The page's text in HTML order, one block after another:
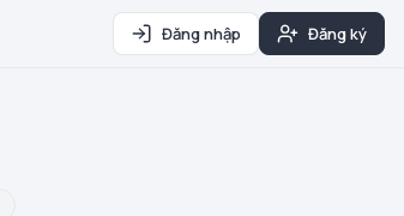
Đăng nhập Đăng ký